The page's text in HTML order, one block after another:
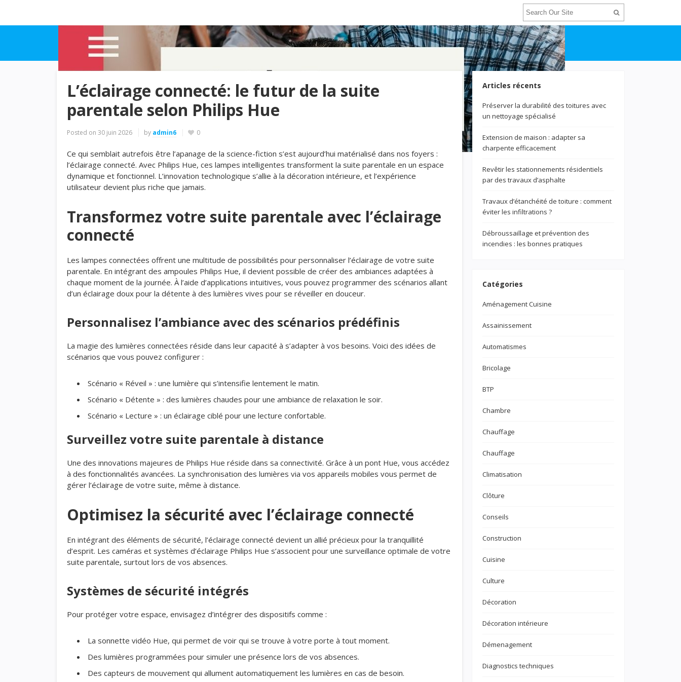
L’éclairage connecté: le futur de la suite
parentale selon Philips Hue
Posted on 30 juin 2026 by admin6 0
Ce qui semblait autrefois être l’apanage de la science-fiction s’est aujourd’hui matérialisé dans nos foyers :
l’éclairage connecté. Avec Philips Hue, ces lampes intelligentes transforment la suite parentale en un espace
dynamique et fonctionnel. L’innovation technologique s’allie à la décoration intérieure, et l’expérience
utilisateur devient plus riche que jamais.
Transformez votre suite parentale avec l’éclairage
connecté
Les lampes connectées offrent une multitude de possibilités pour personnaliser l’éclairage de votre suite
parentale. En intégrant des ampoules Philips Hue, il devient possible de créer des ambiances adaptées à
chaque moment de la journée. À l’aide d’applications intuitives, vous pouvez programmer des scénarios allant
d’un éclairage doux pour la détente à des lumières vives pour se réveiller en douceur.
Personnalisez l’ambiance avec des scénarios prédéfinis
La magie des lumières connectées réside dans leur capacité à s’adapter à vos besoins. Voici des idées de
scénarios que vous pouvez configurer :
Scénario « Réveil » : une lumière qui s’intensifie lentement le matin.
Scénario « Détente » : des lumières chaudes pour une ambiance de relaxation le soir.
Scénario « Lecture » : un éclairage ciblé pour une lecture confortable.
Surveillez votre suite parentale à distance
Une des innovations majeures de Philips Hue réside dans sa connectivité. Grâce à un pont Hue, vous accédez
à des fonctionnalités avancées. La synchronisation des lumières via vos appareils mobiles vous permet de
gérer l’éclairage de votre suite, même à distance.
Optimisez la sécurité avec l’éclairage connecté
En intégrant des éléments de sécurité, l’éclairage connecté devient un allié précieux pour la tranquillité
d’esprit. Les caméras et systèmes d’éclairage Philips Hue s’associent pour une surveillance optimale de votre
suite parentale, surtout lors de vos absences.
Systèmes de sécurité intégrés
Pour protéger votre espace, envisagez d’intégrer des dispositifs comme :
La sonnette vidéo Hue, qui permet de voir qui se trouve à votre porte à tout moment.
Des lumières programmées pour simuler une présence lors de vos absences.
Des capteurs de mouvement qui allument automatiquement les lumières en cas de besoin.
Articles récents
Préserver la durabilité des toitures avec
un nettoyage spécialisé
Extension de maison : adapter sa
charpente efficacement
Revêtir les stationnements résidentiels
par des travaux d’asphalte
Travaux d’étanchéité de toiture : comment
éviter les infiltrations ?
Débroussaillage et prévention des
incendies : les bonnes pratiques
Catégories
Aménagement Cuisine
Assainissement
Automatismes
Bricolage
BTP
Chambre
Chauffage
Chauffage
Climatisation
Clôture
Conseils
Construction
Cuisine
Culture
Décoration
Décoration intérieure
Démenagement
Diagnostics techniques